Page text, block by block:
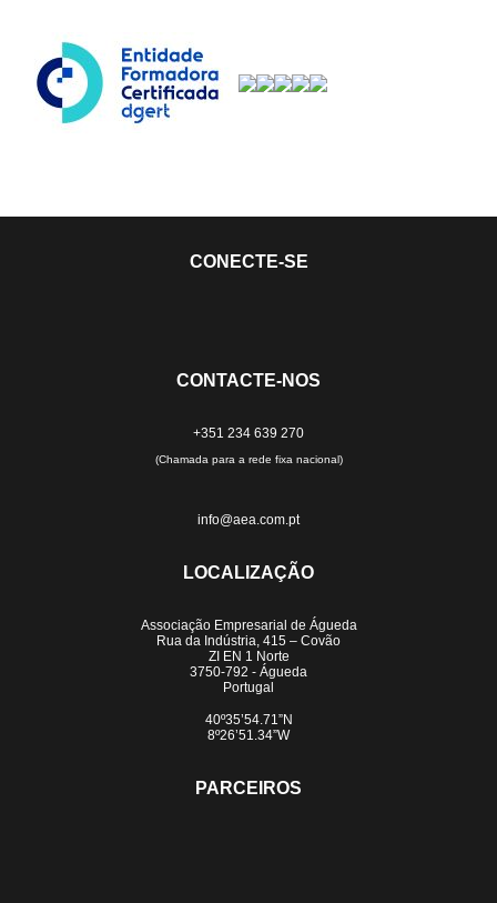
CONECTE-SE
CONTACTE-NOS
+351 234 639 270
(Chamada para a rede fixa nacional)
info@aea.com.pt
LOCALIZAÇÃO
Associação Empresarial de Águeda
Rua da Indústria, 415 – Covão
ZI EN 1 Norte
3750-792 - Águeda
Portugal
40º35’54.71”N
8º26’51.34”W
PARCEIROS